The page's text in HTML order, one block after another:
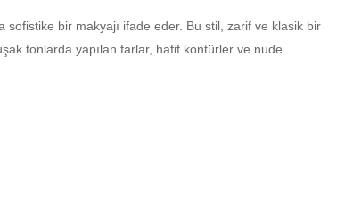
sofistike bir makyajı ifade eder. Bu stil, zarif ve klasik bir
tonlarda yapılan farlar, hafif kontürler ve nude